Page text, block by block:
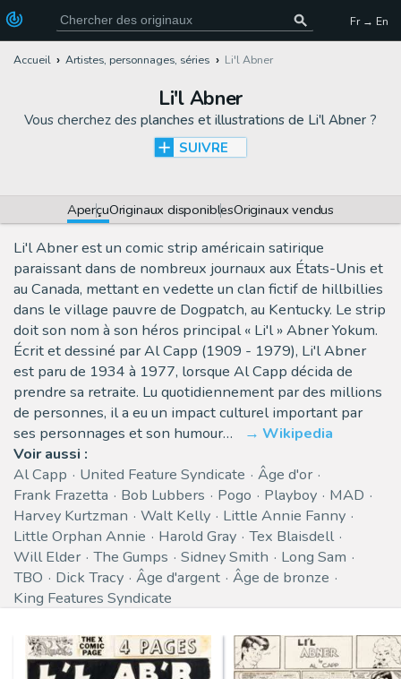
Fr → En
Accueil Artistes, personnages, séries Li'l Abner
Li'l Abner
Vous cherchez des planches et illustrations de Li'l Abner ?
SUIVRE
AperçuOriginaux disponiblesOriginaux vendus
Li'l Abner est un comic strip américain satirique
paraissant dans de nombreux journaux aux États-Unis et
au Canada, mettant en vedette un clan fictif de hillbillies
dans le village pauvre de Dogpatch, au Kentucky. Le strip
doit son nom à son héros principal « Li'l » Abner Yokum.
Écrit et dessiné par Al Capp (1909 - 1979), Li'l Abner
est paru de 1934 à 1977, lorsque Al Capp décida de
prendre sa retraite. Lu quotidiennement par des millions
de personnes, il a eu un impact culturel important par
ses personnages et son humour…
Wikipedia
Voir aussi :
Al Capp
United Feature Syndicate
Âge d'or
Frank Frazetta
Bob Lubbers Pogo Playboy
MAD
Harvey Kurtzman
Walt Kelly
Little Annie Fanny
Little Orphan Annie
Harold Gray
Tex Blaisdell
Will Elder
The Gumps Sidney Smith
Long Sam
TBO
Dick Tracy Âge d'argent
Âge de bronze
King Features Syndicate